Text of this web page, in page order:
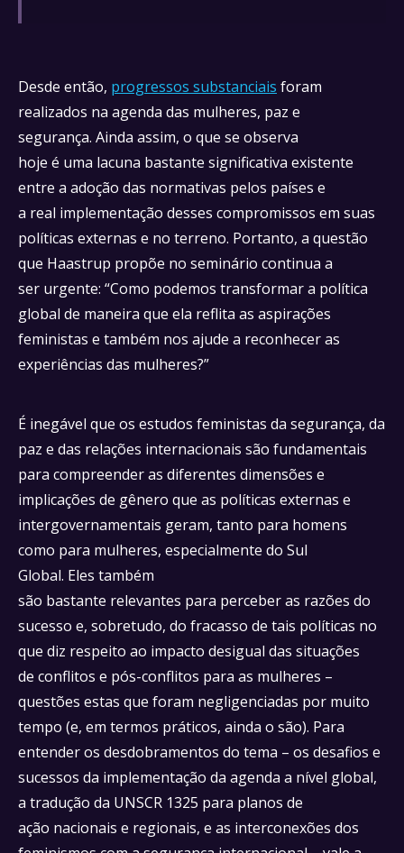
Desde então, progressos substanciais foram
realizados na agenda das mulheres, paz e
segurança. Ainda assim, o que se observa
hoje é uma lacuna bastante significativa existente
entre a adoção das normativas pelos países e
a real implementação desses compromissos em suas
políticas externas e no terreno. Portanto, a questão
que Haastrup propõe no seminário continua a
ser urgente: “Como podemos transformar a política
global de maneira que ela reflita as aspirações
feministas e também nos ajude a reconhecer as
experiências das mulheres?”
É inegável que os estudos feministas da segurança, da
paz e das relações internacionais são fundamentais
para compreender as diferentes dimensões e
implicações de gênero que as políticas externas e
intergovernamentais geram, tanto para homens
como para mulheres, especialmente do Sul
Global. Eles também
são bastante relevantes para perceber as razões do
sucesso e, sobretudo, do fracasso de tais políticas no
que diz respeito ao impacto desigual das situações
de conflitos e pós-conflitos para as mulheres –
questões estas que foram negligenciadas por muito
tempo (e, em termos práticos, ainda o são). Para
entender os desdobramentos do tema – os desafios e
sucessos da implementação da agenda a nível global,
a tradução da UNSCR 1325 para planos de
ação nacionais e regionais, e as interconexões dos